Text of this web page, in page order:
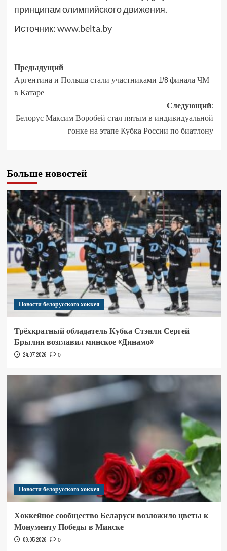
принципам олимпийского движения.
Источник:www.belta.by
Предыдущий
Аргентина и Польша стали участниками 1/8 финала ЧМ
в Катаре
Следующий:
Белорус Максим Воробей стал пятым в индивидуальной
гонке на этапе Кубка России по биатлону
Больше новостей
Новости белорусского хоккея
Трёхкратный обладатель Кубка Стэнли Сергей
Брылин возглавил минское «Динамо»
24.07.2026 0
Новости белорусского хоккея
Хоккейное сообщество Беларуси возложило цветы к
Монументу Победы в Минске
09.05.2026 0